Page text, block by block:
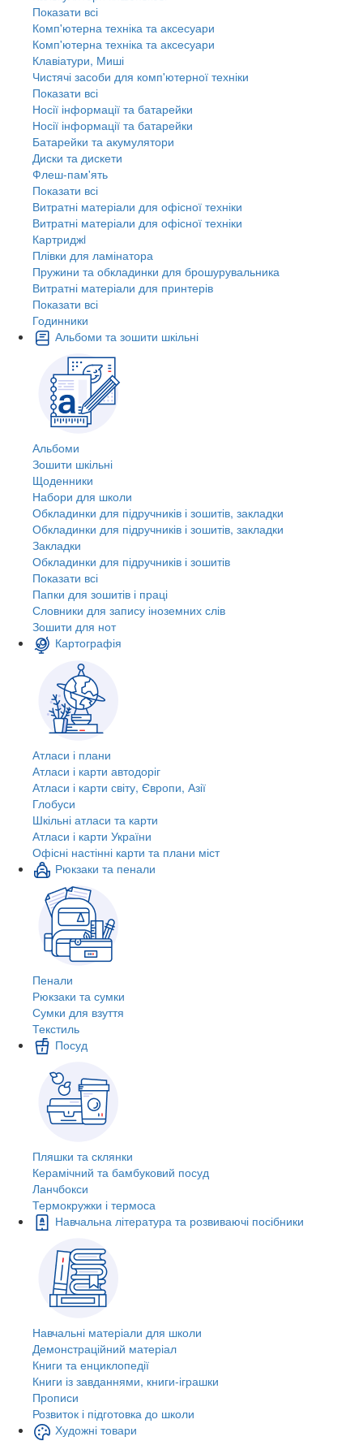
Показати всі
Комп'ютерна техніка та аксесуари
Комп'ютерна техніка та аксесуари
Клавіатури, Миші
Чистячі засоби для комп'ютерної техніки
Показати всі
Носії інформації та батарейки
Носії інформації та батарейки
Батарейки та акумулятори
Диски та дискети
Флеш-пам'ять
Показати всі
Витратні матеріали для офісної техніки
Витратні матеріали для офісної техніки
Картриджi
Плівки для ламінатора
Пружини та обкладинки для брошурувальника
Витратні матеріали для принтерів
Показати всі
Годинники
Альбоми та зошити шкільні
Альбоми
Зошити шкільні
Щоденники
Набори для школи
Обкладинки для підручників і зошитів, закладки
Обкладинки для підручників і зошитів, закладки
Закладки
Обкладинки для підручників і зошитів
Показати всі
Папки для зошитів і праці
Словники для запису іноземних слів
Зошити для нот
Картографія
Атласи і плани
Атласи і карти автодоріг
Атласи і карти світу, Європи, Азії
Глобуси
Шкільні атласи та карти
Атласи і карти України
Офісні настінні карти та плани міст
Рюкзаки та пенали
Пенали
Рюкзаки та сумки
Сумки для взуття
Текстиль
Посуд
Пляшки та склянки
Керамічний та бамбуковий посуд
Ланчбокси
Термокружки і термоса
Навчальна література та розвиваючі посібники
Навчальні матеріали для школи
Демонстраційний матеріал
Книги та енциклопедії
Книги із завданнями, книги-іграшки
Прописи
Розвиток і підготовка до школи
Художні товари